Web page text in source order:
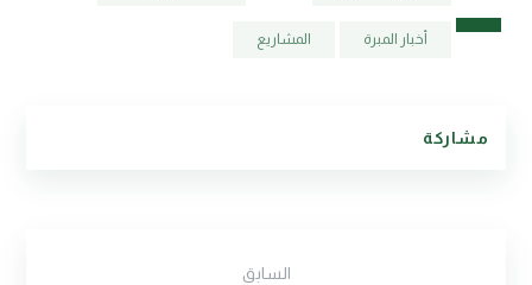
أخبار المبرة المشاريع
السابق